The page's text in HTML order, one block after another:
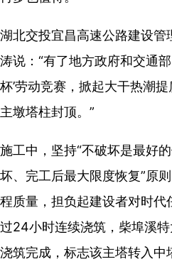
湖北交投宜昌高速公路建设管
涛说：“有了地方政府和交通
杯’劳动竞赛，掀起大干热潮
主墩塔柱封顶。”
施工中，坚持“不破坏是最好
坏、完工后最大限度恢复”原
程质量，担负起建设者对时
过24小时连续浇筑，柴埠溪
浇筑完成，标志该主塔转入中